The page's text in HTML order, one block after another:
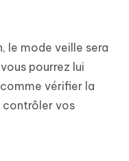
le mode veille sera
pourrez lui
vérifier la
contrôler vos